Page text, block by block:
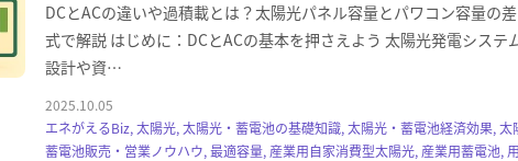
DCとACの違いや過積載とは？太陽光パネル容量とパワコン容量の
式で解説 はじめに：DCとACの基本を押さえよう 太陽光発電システ
設計や資…
2025.10.05
エネがえるBiz, 太陽光, 太陽光・蓄電池の基礎知識, 太陽光・蓄電池経済効果, 太
蓄電池販売・営業ノウハウ, 最適容量, 産業用自家消費型太陽光, 産業用蓄電池,